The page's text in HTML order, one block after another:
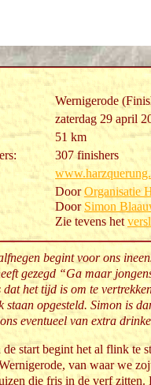
Wernigerode
zaterdag 29 april
51 km
307 finishers
DoorOrganisatie
Door Simon
Zie tevens het
begint voor ons
gezegd “Ga maar
dat het tijd is om te
staan opgesteld. Simon is
eventueel van extra
de start begint het al flink te
van waar we
die fris in de verf zitten.